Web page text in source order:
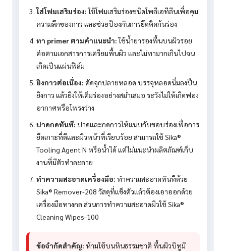
ใส่โฟมเสริมร่อง:ใช้โฟมเสริมร่องชนิดโพลีเอทีลีนเพื่อคุม
ความลึกของกาว และช่วยป้องกันการยึดติดก้นร่อง
ทา primer ตามคำแนะนำ:ใช้น้ำยารองพื้นบนผิวรอย
ต่อตามเอกสารการเตรียมพื้นผิว และไม่ทามากเกินไปจน
เกิดเป็นแผ่นฟิล์ม
ยิงกาวต่อเนื่อง: ตัดจุกปลายหลอด บรรจุหลอดนิ่มลงปืน
ยิงกาว แล้วยิงให้เต็มร่องอย่างสม่ำเสมอ ระวังไม่ให้เกิดฟอง
อากาศหรือโพรงว่าง
ปาดกดทันที: ปาดและกดกาวให้แนบกับขอบร่องเพื่อการ
ยึดเกาะที่ดีและผิวหน้าที่เรียบร้อย สามารถใช้ Sika®
Tooling Agent N หรือน้ำได้ แต่ไม่แนะนำผลิตภัณฑ์เก็บ
งานที่มีตัวทำละลาย
ทำความสะอาดเครื่องมือ: ทำความสะอาดทันทีด้วย
Sika® Remover-208 วัสดุที่แข็งตัวแล้วต้องเอาออกด้วย
เครื่องมือทางกล ส่วนการทำความสะอาดผิวใช้ Sika®
Cleaning Wipes-100
ข้อจำกัดสำคัญ: ห้ามใช้บนหินธรรมชาติ พื้นผิวบิทูมิ